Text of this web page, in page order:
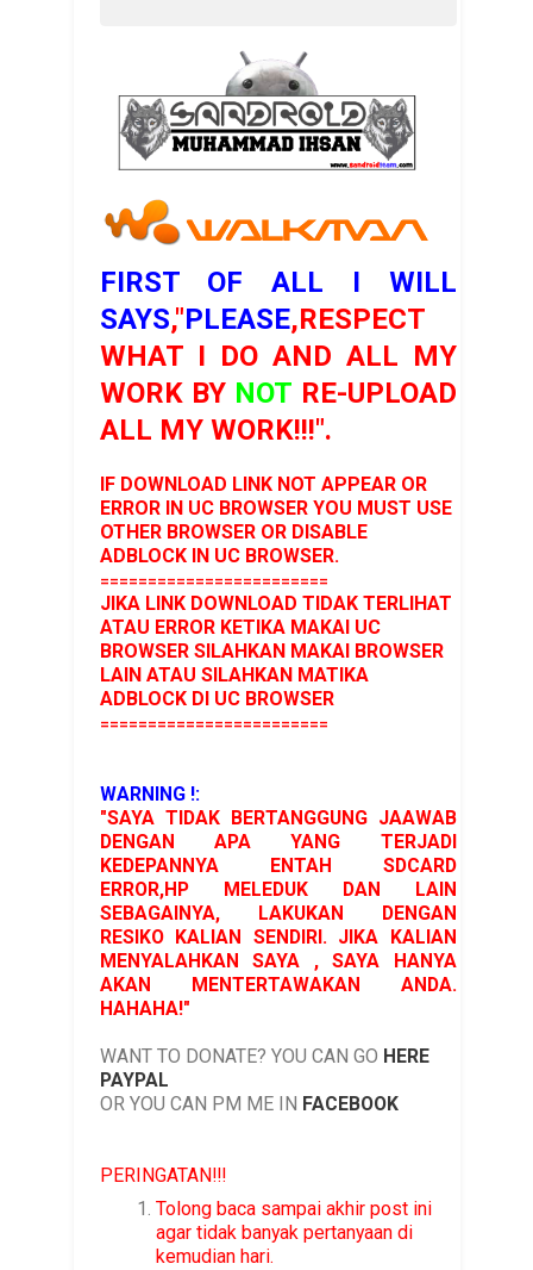
FIRST OF ALL I WILL
SAYS,"PLEASE,RESPECT
WHAT I DO AND ALL MY
WORK BY NOT RE-UPLOAD
ALL MY WORK!!!".
IF DOWNLOAD LINK NOT APPEAR OR
ERROR IN UC BROWSER YOU MUST USE
OTHER BROWSER OR DISABLE
ADBLOCK IN UC BROWSER.
========================
JIKA LINK DOWNLOAD TIDAK TERLIHAT
ATAU ERROR KETIKA MAKAI UC
BROWSER SILAHKAN MAKAI BROWSER
LAIN ATAU SILAHKAN MATIKA
ADBLOCK DI UC BROWSER
========================
WARNING !:
"SAYA TIDAK BERTANGGUNG JAAWAB
DENGAN APA YANG TERJADI
KEDEPANNYA ENTAH SDCARD
ERROR,HP MELEDUK DAN LAIN
SEBAGAINYA, LAKUKAN DENGAN
RESIKO KALIAN SENDIRI. JIKA KALIAN
MENYALAHKAN SAYA , SAYA HANYA
AKAN MENTERTAWAKAN ANDA.
HAHAHA!"
WANT TO DONATE? YOU CAN GO HERE
PAYPAL
OR YOU CAN PM ME IN FACEBOOK
PERINGATAN!!!
Tolong baca sampai akhir post ini
agar tidak banyak pertanyaan di
kemudian hari.